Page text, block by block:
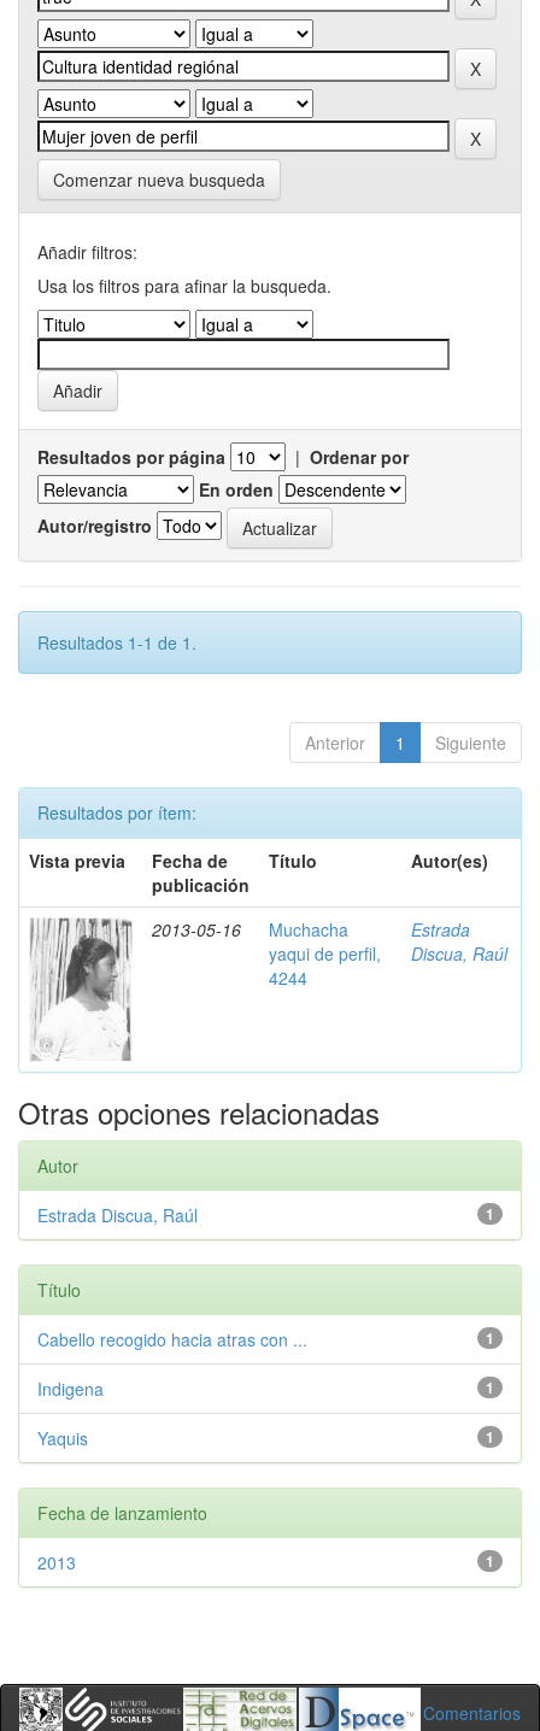
Comenzar nueva busqueda
Añadir filtros:
Usa los filtros para afinar la busqueda.
Resultados por página | Ordenar por
En orden
Autor/registro
Resultados 1-1 de 1.
Anterior 1 Siguiente
Resultados por ítem:
Vista previa
Fecha de
publicación
Título Autor(es)
2013-05-16
Muchacha
yaqui de perfil,
4244
Estrada
Discua, Raúl
Otras opciones relacionadas
Autor
1
Estrada Discua, Raúl
Título
1
Cabello recogido hacia atras con ...
1
Indigena
1
Yaquis
Fecha de lanzamiento
1
2013
Comentarios